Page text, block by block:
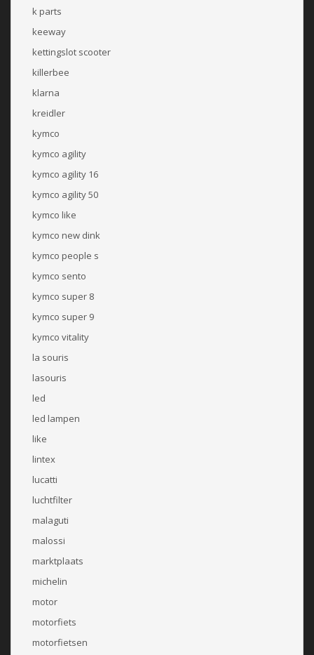
k parts
keeway
kettingslot scooter
killerbee
klarna
kreidler
kymco
kymco agility
kymco agility 16
kymco agility 50
kymco like
kymco new dink
kymco people s
kymco sento
kymco super 8
kymco super 9
kymco vitality
la souris
lasouris
led
led lampen
like
lintex
lucatti
luchtfilter
malaguti
malossi
marktplaats
michelin
motor
motorfiets
motorfietsen